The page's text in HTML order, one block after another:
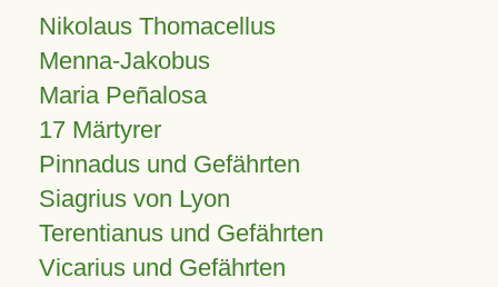
Nikolaus Thomacellus
Menna-Jakobus
Maria Peñalosa
17 Märtyrer
Pinnadus und Gefährten
Siagrius von Lyon
Terentianus und Gefährten
Vicarius und Gefährten